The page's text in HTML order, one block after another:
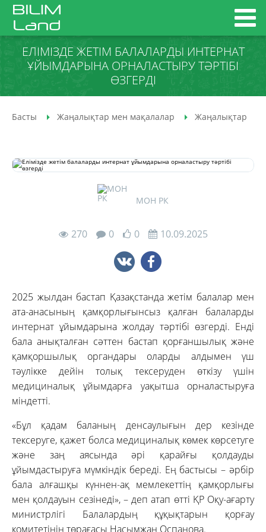
ЕЛІМІЗДЕ ЖЕТІМ БАЛАЛАРДЫ ИНТЕРНАТ
ҰЙЫМДАРЫНА ОРНАЛАСТЫРУ ТӘРТІБІ
ӨЗГЕРДІ
Басты Жаңалықтар мен мақалалар Жаңалықтар
МОН РК
270 0 0 10.09.2025
2025 жылдан бастап Қазақстанда жетім балалар мен
ата-анасының қамқорлығынсыз қалған балаларды
интернат ұйымдарына жолдау тәртібі өзгерді. Енді
бала анықталған сәттен бастап қорғаншылық және
қамқоршылық органдары оларды алдымен үш
тәулікке дейін толық тексеруден өткізу үшін
медициналық ұйымдарға уақытша орналастыруға
міндетті.
«Бұл қадам баланың денсаулығын дер кезінде
тексеруге, қажет болса медициналық көмек көрсетуге
және заң аясында әрі қарайғы қолдауды
ұйымдастыруға мүмкіндік береді. Ең бастысы – әрбір
бала алғашқы күннен-ақ мемлекеттің қамқорлығы
мен қолдауын сезінеді», – деп атап өтті ҚР Оқу-ағарту
министрлігі Балалардың құқықтарын қорғау
комитетінің төрағасы Насымжан Оспанова.